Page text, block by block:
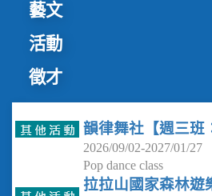
藝文
活動
徵才
韻律舞社【週三班
2026/09/02-2027/01/27
Pop dance class
拉拉山國家森林遊